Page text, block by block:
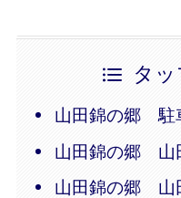
タ
山田錦の郷 駐
山田錦の郷 山
山田錦の郷 山